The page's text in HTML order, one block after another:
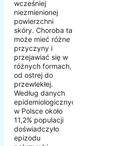
wcześniej
niezmienionej
powierzchni
skóry. Choroba ta
może mieć różne
przyczyny i
przejawiać się w
różnych formach,
od ostrej do
przewlekłej.
Według danych
epidemiologicznych,
w Polsce około
11,2% populacji
doświadczyło
epizodu